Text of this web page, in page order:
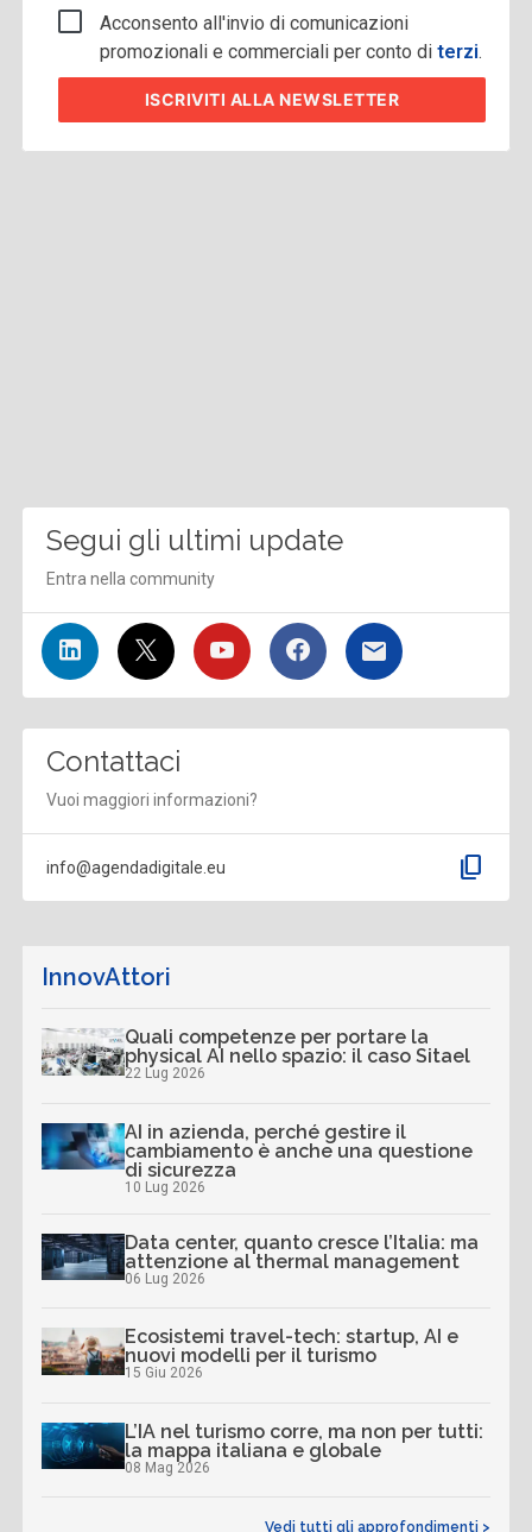
Acconsento all'invio di comunicazioni
promozionali e commerciali per conto diterzi.
ISCRIVITI ALLA NEWSLETTER
Segui gli ultimi update
Entra nella community
Contattaci
Vuoi maggiori informazioni?
info@agendadigitale.eu content_copy
InnovAttori
Quali competenze per portare la
physical AI nello spazio: il caso Sitael
22 Lug 2026
AI in azienda, perché gestire il
cambiamento è anche una questione
di sicurezza
10 Lug 2026
Data center, quanto cresce l’Italia: ma
attenzione al thermal management
06 Lug 2026
Ecosistemi travel-tech: startup, AI e
nuovi modelli per il turismo
15 Giu 2026
L’IA nel turismo corre, ma non per tutti:
la mappa italiana e globale
08 Mag 2026
Vedi tutti gli approfondimenti >